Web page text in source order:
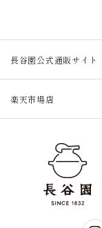
長谷園公式通販サイト
楽天市場店